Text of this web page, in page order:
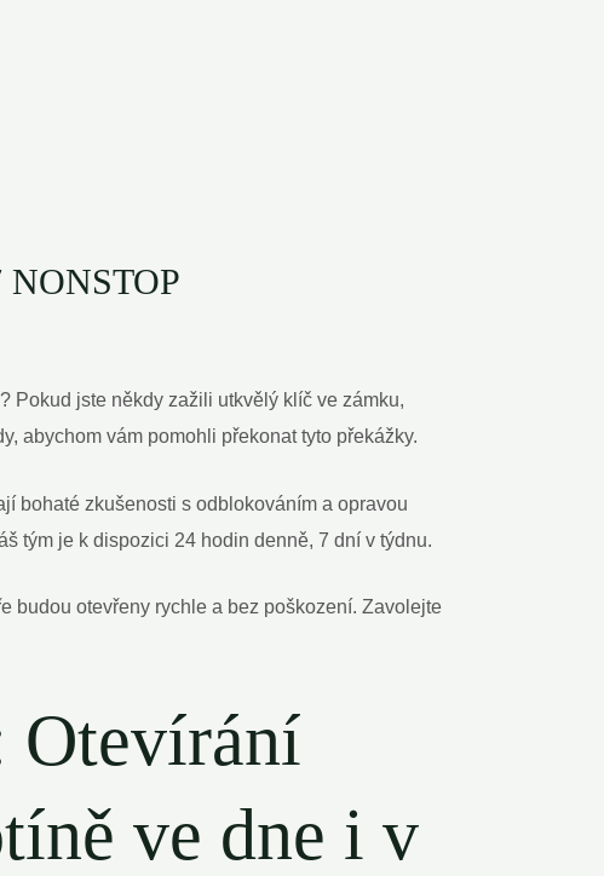
NONSTOP
Pokud jste někdy zažili utkvělý klíč ve zámku,
abychom vám pomohli překonat tyto překážky.
bohaté zkušenosti s odblokováním a opravou
tým je k dispozici 24 hodin denně, 7 dní v týdnu.
budou otevřeny rychle a bez poškození. Zavolejte
Otevírání
ve dne i v